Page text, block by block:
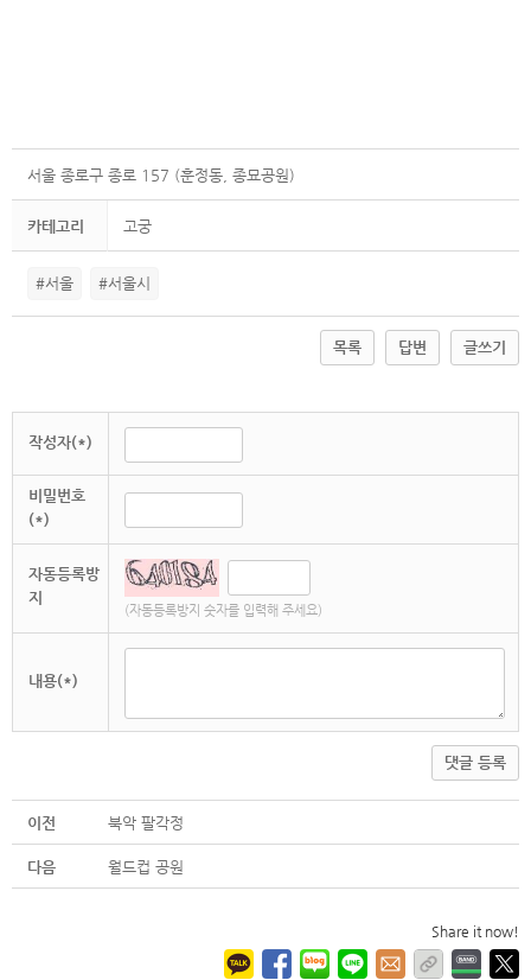
서울 종로구 종로 157 (훈정동, 종묘공원)
카테고리 고궁
#서울 #서울시
목록 답변 글쓰기
작성자(*)
비밀번호
(*)
자동등록방
지
(자동등록방지 숫자를 입력해 주세요)
내용(*)
댓글 등록
이전 북악 팔각정
다음 월드컵 공원
Share it now!